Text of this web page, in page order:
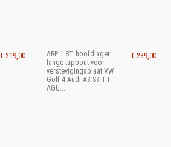
€ 219,00
ARP 1.8T hoofdlager
lange tapbout voor
verstevigingsplaat VW
Golf 4 Audi A3 S3 TT
AGU...
€ 239,00